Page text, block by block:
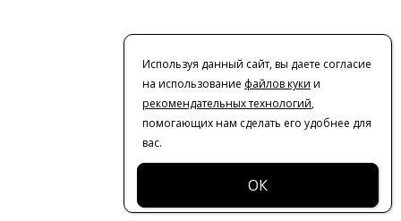
Используя данный сайт, вы даете согласие
на использование файлов куки и
рекомендательных технологий,
помогающих нам сделать его удобнее для
вас.